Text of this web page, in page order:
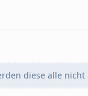
diese alle nicht